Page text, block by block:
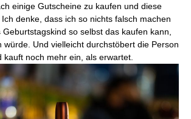
einige Gutscheine zu kaufen und diese
denke, dass ich so nichts falsch machen
Geburtstagskind so selbst das kaufen kann,
würde. Und vielleicht durchstöbert die Person
kauft noch mehr ein, als erwartet.